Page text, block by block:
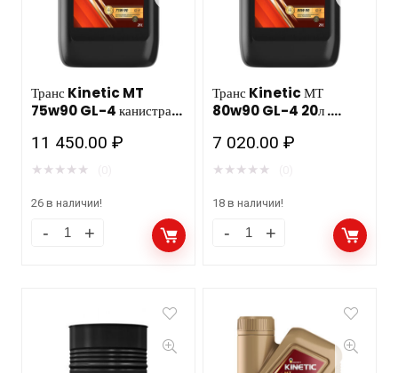
Транс Kinetic MT
75w90 GL-4 канистра
Новокуйбышевск
11 450.00₽
★ ★ ★ ★ ★
26 в наличии!
Транс Kinetic МТ
80w90 GL-4 20л .
7 020.00₽
★ ★ ★ ★ ★
18 в наличии!